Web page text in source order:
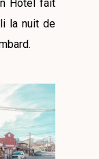
Hotel fait
la nuit de